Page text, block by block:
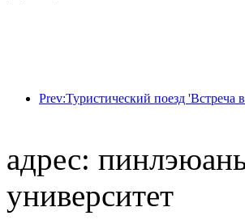
адрес:
университет